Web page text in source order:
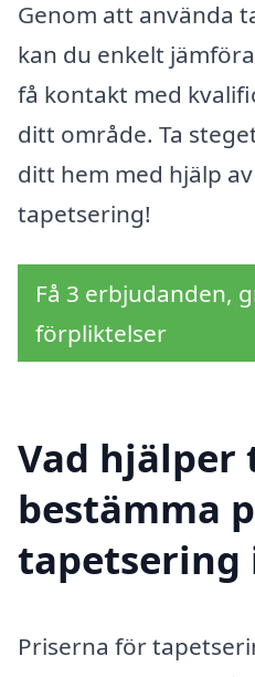
Genom att använda
kan du enkelt
få kontakt med
ditt område. Ta
ditt hem med hjälp
tapetsering!
Få 3 erbjudanden,
förpliktelser
Vad
bestämma
tapetsering
Priserna för